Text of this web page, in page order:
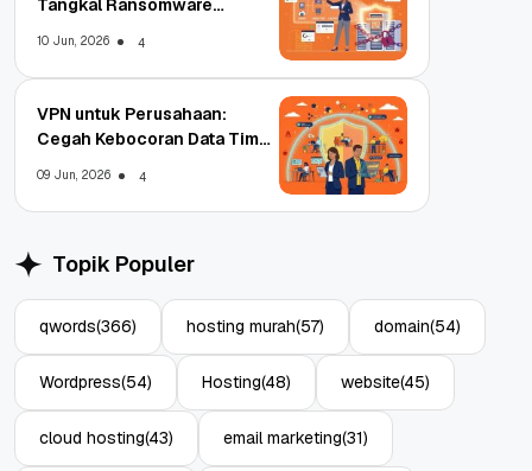
Tangkal Ransomware
10 Jun, 2026 4
VPN untuk Perusahaan:
Cegah Kebocoran Data Tim
09 Jun, 2026 4
Topik Populer
qwords(366) hosting murah(57) domain(54)
Wordpress(54) Hosting(48) website(45)
cloud hosting(43) email marketing(31)